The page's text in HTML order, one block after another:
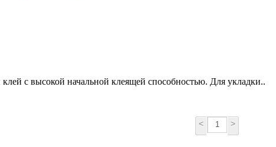
с высокой начальной клеящей способностью. Для укладки..
< >